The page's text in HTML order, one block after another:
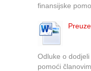
finansijske
Odluke o
pomoći